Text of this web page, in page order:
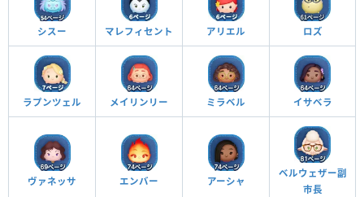
シスー マレフィセント アリエル ロズ
ラプンツェル メイリンリー ミラベル イサベラ
ヴァネッサ エンバー アーシャ
ベルウェザー副
市長